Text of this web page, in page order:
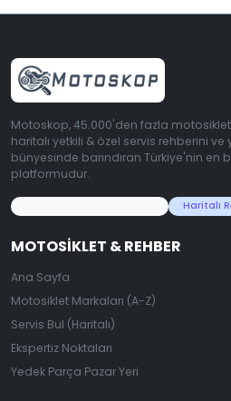
Motoskop, 45.000'den fazla
haritalı yetkili & özel servis rehberini
bünyesinde barındıran Türkiye'nin en
platformudur.
Haritalı
MOTOSIKLET & REHBER
Ana Sayfa
Motosiklet Markaları (A-Z)
Servis Bul (Haritalı)
Ekspertiz Noktaları
Yedek Parça Pazar Yeri